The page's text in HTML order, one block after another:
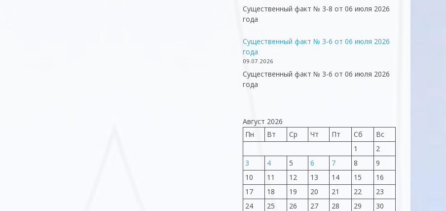
Существенный факт № 3-8 от 06 июля 2026
года
Существенный факт № 3-6 от 06 июля 2026
года
09.07.2026
Существенный факт № 3-6 от 06 июля 2026
года
Август 2026
Пн
Вт Ср Чт Пт Сб
Вс
1
2
3
4 5 6 7 8
9
10
11 12 13 14 15
16
17
18 19 20 21 22
23
24
25 26 27 28 29
30